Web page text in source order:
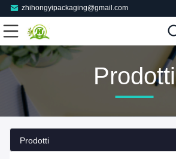
zhihongyipackaging@gmail.com
Prodotti
Prodotti